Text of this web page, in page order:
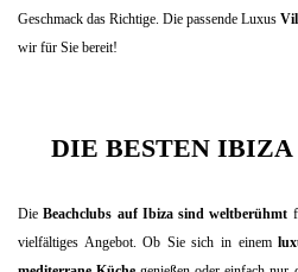
Geschmack das Richtige. Die passende Luxus
wir für Sie bereit!
DIE BESTEN
DieBeachclubs auf Ibiza sind weltberühmt
vielfältiges Angebot. Ob Sie sich in einem